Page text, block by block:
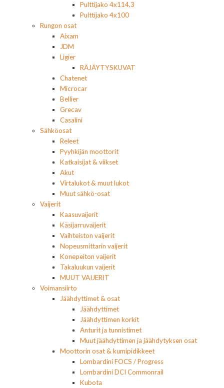
Pulttijako 4x114,3
Pulttijako 4x100
Rungon osat
Aixam
JDM
Ligier
RÄJÄYTYSKUVAT
Chatenet
Microcar
Bellier
Grecav
Casalini
Sähköosat
Releet
Pyyhkijän moottorit
Katkaisijat & viikset
Akut
Virtalukot & muut lukot
Muut sähkö-osat
Vaijerit
Kaasuvaijerit
Käsijarruvaijerit
Vaihteiston vaijerit
Nopeusmittarin vaijerit
Konepeiton vaijerit
Takaluukun vaijerit
MUUT VAIJERIT
Voimansiirto
Jäähdyttimet & osat
Jäähdyttimet
Jäähdyttimen korkit
Anturit ja tunnistimet
Muut jäähdyttimen ja jäähdytyksen osat
Moottorin osat & kumipidikkeet
Lombardini FOCS / Progress
Lombardini DCI Commonrail
Kubota